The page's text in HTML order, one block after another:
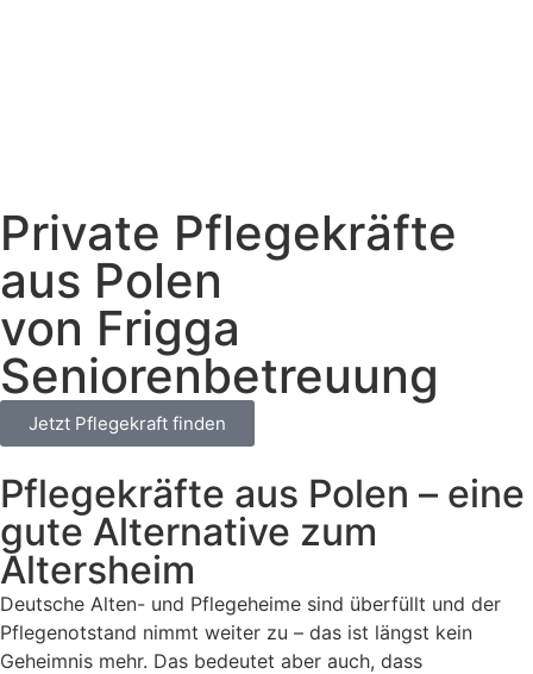
Private Pflegekräfte
aus Polen
von Frigga
Seniorenbetreuung
Jetzt Pflegekraft finden
Pflegekräfte aus Polen – eine
gute Alternative zum
Altersheim
Deutsche Alten- und Pflegeheime sind überfüllt und der
Pflegenotstand nimmt weiter zu – das ist längst kein
Geheimnis mehr. Das bedeutet aber auch, dass